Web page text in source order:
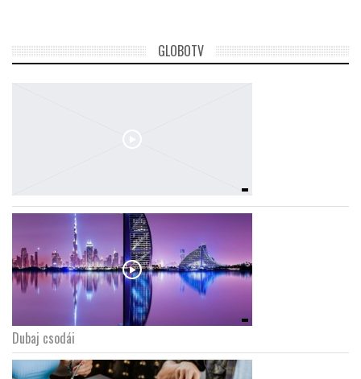
GLOBOZSARU
DOBRAVERO.HU
LATIMO.HU
GLOBOTV
Dubaj csodái